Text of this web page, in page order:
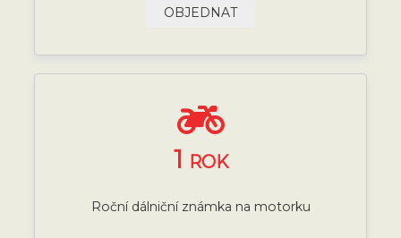
OBJEDNAT
1 ROK
Roční dálniční známka na motorku